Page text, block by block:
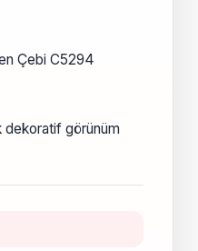
Çebi C5294
dekoratif görünüm